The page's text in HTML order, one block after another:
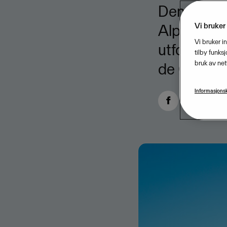
Denne
Alp
de
Vi
Vi bruker
tilby
bruk av